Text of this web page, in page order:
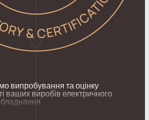
випробування та оцінку
ваших виробів електричного